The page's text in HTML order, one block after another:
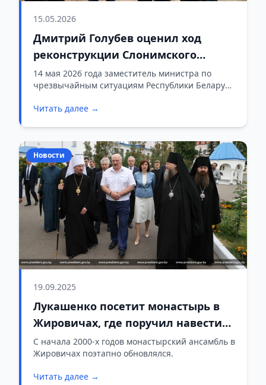
15.05.2026
Дмитрий Голубев оценил ход
реконструкции Слонимского
районного отдела МЧС
14 мая 2026 года заместитель министра по
чрезвычайным ситуациям Республики Беларусь
Гродненскую область. Поездка состоялась по
технической базы спасательных подразделений
региона.
Читать далее →
Новости
19.09.2025
Лукашенко посетит монастырь в
Жировичах, где поручил навести
порядок
С начала 2000-х годов монастырский ансамбль в
Жировичах поэтапно обновлялся.
Читать далее →